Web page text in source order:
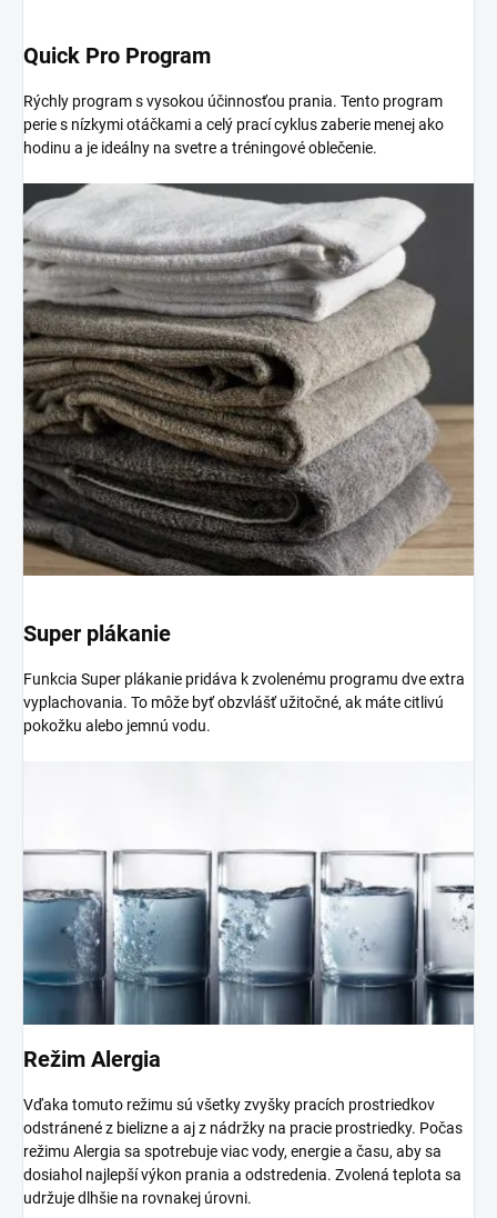
Quick Pro Program
Rýchly program s vysokou účinnosťou prania. Tento program
perie s nízkymi otáčkami a celý prací cyklus zaberie menej ako
hodinu a je ideálny na svetre a tréningové oblečenie.
Super plákanie
Funkcia Super plákanie pridáva k zvolenému programu dve extra
vyplachovania. To môže byť obzvlášť užitočné, ak máte citlivú
pokožku alebo jemnú vodu.
Režim Alergia
Vďaka tomuto režimu sú všetky zvyšky pracích prostriedkov
odstránené z bielizne a aj z nádržky na pracie prostriedky. Počas
režimu Alergia sa spotrebuje viac vody, energie a času, aby sa
dosiahol najlepší výkon prania a odstredenia. Zvolená teplota sa
udržuje dlhšie na rovnakej úrovni.